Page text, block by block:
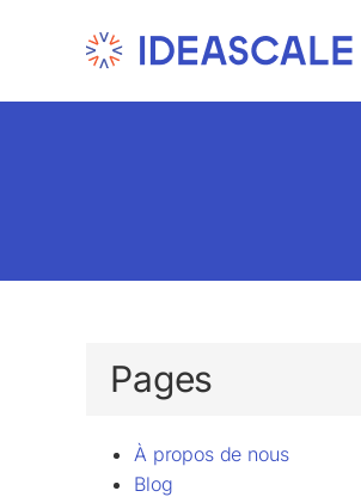
Pages
À propos de nous
Blog